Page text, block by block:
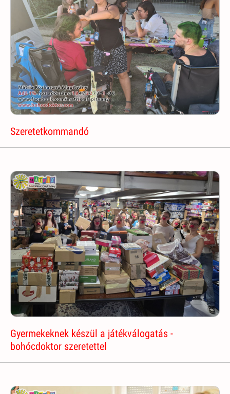
Szeretetkommandó
Gyermekeknek készül a játékválogatás -
bohócdoktor szeretettel